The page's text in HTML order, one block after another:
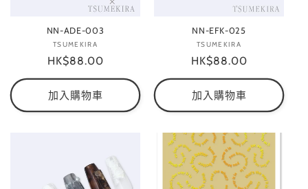
NN-ADE-003
廠
商：
TSUMEKIRA
定
價
HK$88.00
加入購物車
NN-EFK-025
廠
商：
TSUMEKIRA
定
價
HK$88.00
加入購物車